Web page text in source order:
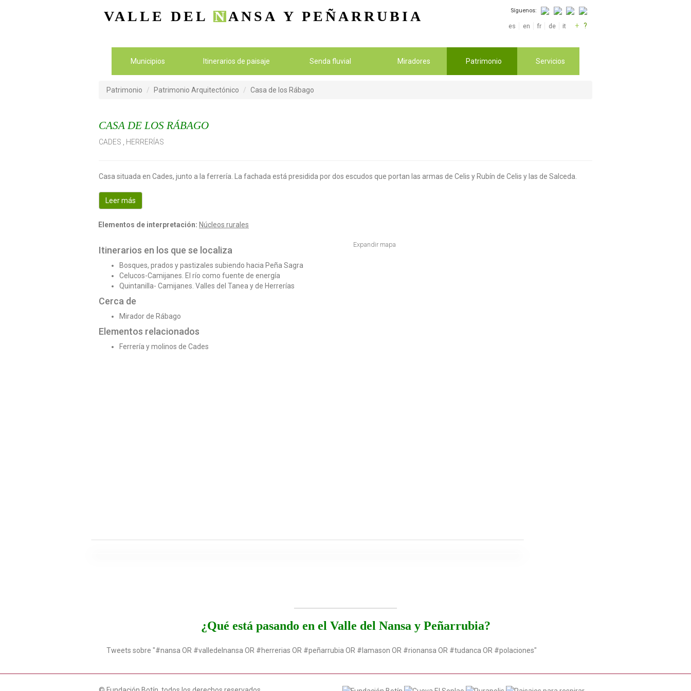
VALLE DEL NANSA Y PEÑARRUBIA Síguenos:
es en fr de it + ?
Municipios Itinerarios de paisaje Senda fluvial Miradores Patrimonio Servicios
Patrimonio Patrimonio Arquitectónico Casa de los Rábago
CASA DE LOS RÁBAGO
CADES HERRERÍAS
Casa situada en Cades, junto a la ferrería. La fachada está presidida por dos escudos que portan las armas de Celis y Rubín de Celis y las de Salceda.
Leer más
Elementos de interpretación: Núcleos rurales
Itinerarios en los que se localiza
Bosques, prados y pastizales subiendo hacia Peña Sagra
Celucos-Camijanes. El río como fuente de energía
Quintanilla- Camijanes. Valles del Tanea y de Herrerías
Cerca de
Mirador de Rábago
Elementos relacionados
Ferrería y molinos de Cades
Expandir mapa
¿Qué está pasando en el Valle del Nansa y Peñarrubia?
Tweets sobre "#nansa OR #valledelnansa OR #herrerias OR #peñarrubia OR #lamason OR #rionansa OR #tudanca OR #polaciones"